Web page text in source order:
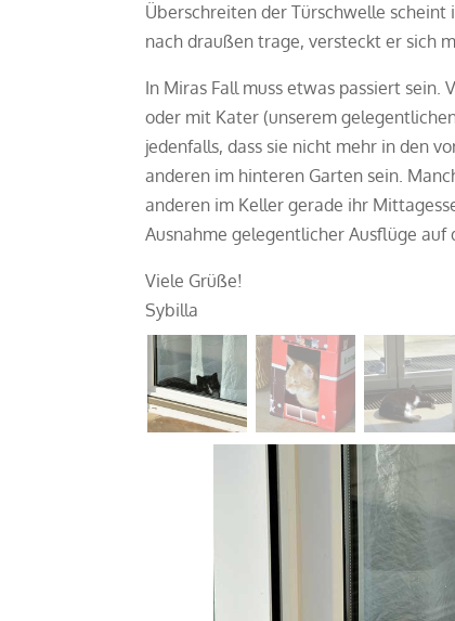
Überschreiten der Türschwelle scheint
nach draußen trage, versteckt er sich
In Miras Fall muss etwas passiert
oder mit Kater (unserem
jedenfalls, dass sie nicht mehr in den
anderen im hinteren Garten sein.
anderen im Keller gerade ihr
Ausnahme gelegentlicher Ausflüge auf
Viele Grüße!
Sybilla